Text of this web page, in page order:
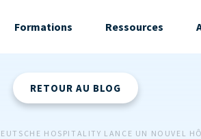
Formations Ressources
RETOUR AU BLOG
HOSPITALITY LANCE UN NOUVEL